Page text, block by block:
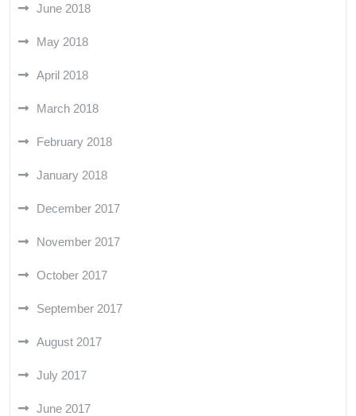
June 2018
May 2018
April 2018
March 2018
February 2018
January 2018
December 2017
November 2017
October 2017
September 2017
August 2017
July 2017
June 2017